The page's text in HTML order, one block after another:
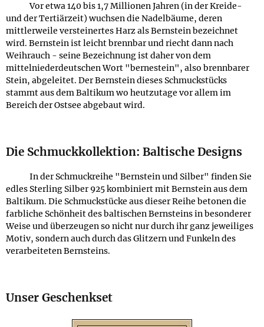
Vor etwa 140 bis 1,7 Millionen Jahren (in der Kreide-
und der Tertiärzeit) wuchsen die Nadelbäume, deren
mittlerweile versteinertes Harz als Bernstein bezeichnet
wird. Bernstein ist leicht brennbar und riecht dann nach
Weihrauch - seine Bezeichnung ist daher von dem
mittelniederdeutschen Wort "bernestein", also brennbarer
Stein, abgeleitet. Der Bernstein dieses Schmuckstücks
stammt aus dem Baltikum wo heutzutage vor allem im
Bereich der Ostsee abgebaut wird.
Die Schmuckkollektion: Baltische Designs
In der Schmuckreihe "Bernstein und Silber" finden Sie
edles Sterling Silber 925 kombiniert mit Bernstein aus dem
Baltikum. Die Schmuckstücke aus dieser Reihe betonen die
farbliche Schönheit des baltischen Bernsteins in besonderer
Weise und überzeugen so nicht nur durch ihr ganz jeweiliges
Motiv, sondern auch durch das Glitzern und Funkeln des
verarbeiteten Bernsteins.
Unser Geschenkset